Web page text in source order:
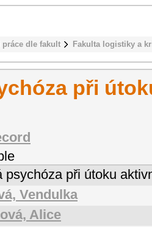
práce dle fakult Fakulta logistiky a
při
psychóza při útoku
Vendulka
Alice